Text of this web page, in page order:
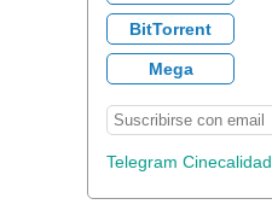
BitTorrent
Mega
Telegram Cinecalidad